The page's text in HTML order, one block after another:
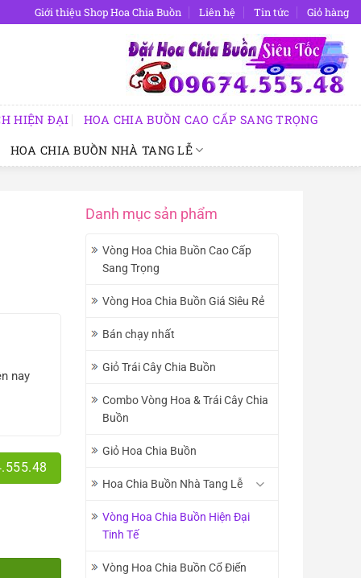
Giới thiệu Shop Hoa Chia Buồn Liên hệ Tin tức Giỏ hàng
HIỆN ĐẠI
HOA CHIA BUỒN CAO CẤP SANG TRỌNG
HOA CHIA BUỒN NHÀ TANG LỄ
Danh mục sản phẩm
Vòng Hoa Chia Buồn Cao Cấp
Sang Trọng
Vòng Hoa Chia Buồn Giá Siêu Rẻ
Bán chạy nhất
Giỏ Trái Cây Chia Buồn
Combo Vòng Hoa & Trái Cây Chia
Buồn
Giỏ Hoa Chia Buồn
Hoa Chia Buồn Nhà Tang Lễ
Vòng Hoa Chia Buồn Hiện Đại
Tinh Tế
Vòng Hoa Chia Buồn Cổ Điển
nay